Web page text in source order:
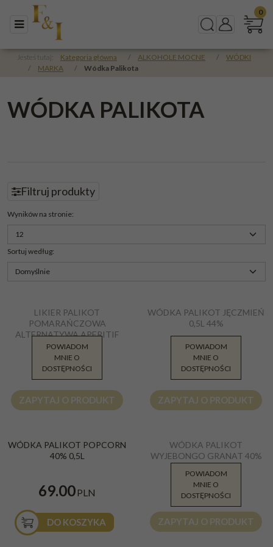
Menu SzukajPanel
0
Jesteś tutaj: Kategoria główna / ALKOHOLE MOCNE /
WÓDKI
/
MARKA / Wódka Palikota
WÓDKA PALIKOTA
Panel
Filtruj produkty
Wyników na stronie:
Sortuj według:
Alternatywa 0,5l 11%
LIKIER PALIKOT
POMARAŃCZOWA
ALTERNATYWA APERITIF
11% 0,5L
54.00 PLN
ZAPYTAJ O PRODUKT
POWIADOM
MNIE O
DOSTĘPNOŚCI
WÓDKA PALIKOT JĘCZMIEŃ
0,5L 44%
67.99 PLN
ZAPYTAJ O PRODUKT
POWIADOM
MNIE O
DOSTĘPNOŚCI
WÓDKA PALIKOT POPCORN
40% 0,5L
69.00PLN
DO KOSZYKA
0,5l 40%WÓDKA PALIKOT
WYJEBONGO GRANAT 40%
0,5L
74.89PLN
ZAPYTAJ O PRODUKT
POWIADOM
MNIE O
DOSTĘPNOŚCI